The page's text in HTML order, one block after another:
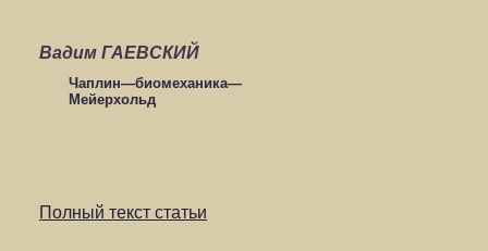
Вадим ГАЕВСКИЙ
Чаплин—биомеханика—
Мейерхольд
Полный текст статьи